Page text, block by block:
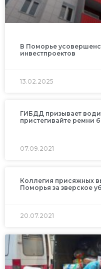
В Поморье
инвестпроектов
13.02.2025
ГИБДД призывает
пристегивайте ремни
07.09.2021
Коллегия присяжных
Поморья за зверское
20.07.2021